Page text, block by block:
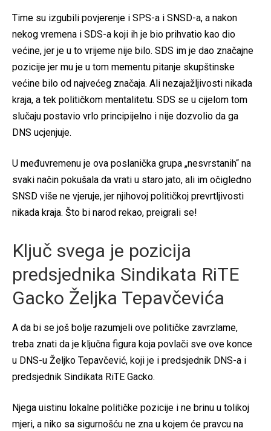
Time su izgubili povjerenje i SPS-a i SNSD-a, a nakon
nekog vremena i SDS-a koji ih je bio prihvatio kao dio
većine, jer je u to vrijeme nije bilo. SDS im je dao značajne
pozicije jer mu je u tom mementu pitanje skupštinske
većine bilo od najvećeg značaja. Ali nezajažljivosti nikada
kraja, a tek političkom mentalitetu. SDS se u cijelom tom
slučaju postavio vrlo principijelno i nije dozvolio da ga
DNS ucjenjuje.
U međuvremenu je ova poslanička grupa „nesvrstanih“ na
svaki način pokušala da vrati u staro jato, ali im očigledno
SNSD više ne vjeruje, jer njihovoj političkoj prevrtljivosti
nikada kraja. Što bi narod rekao, preigrali se!
Ključ svega je pozicija
predsjednika Sindikata RiTE
Gacko Željka Tepavčevića
A da bi se još bolje razumjeli ove političke zavrzlame,
treba znati da je ključna figura koja povlači sve ove konce
u DNS-u Željko Tepavčević, koji je i predsjednik DNS-a i
predsjednik Sindikata RiTE Gacko.
Njega uistinu lokalne političke pozicije i ne brinu u tolikoj
mjeri, a niko sa sigurnošću ne zna u kojem će pravcu na